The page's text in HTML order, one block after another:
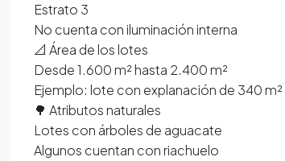
Estrato 3
No cuenta con iluminación interna
📐 Área de los lotes
Desde 1.600 m² hasta 2.400 m²
Ejemplo: lote con explanación de 340 m²
🌳 Atributos naturales
Lotes con árboles de aguacate
Algunos cuentan con riachuelo